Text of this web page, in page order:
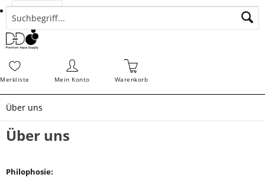
Suchen
Merkliste Mein Konto
Bestellungen Schnellerfassung
Warenkorb
Über uns
Über uns
Philophosie: